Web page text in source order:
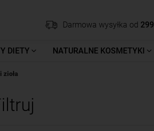
Darmowa wysyłka od
DIETY NATURALNE KOSMETYKI
zioła